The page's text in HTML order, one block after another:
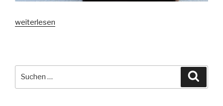
„Schnieke
weiterlesen